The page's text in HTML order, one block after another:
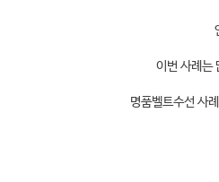
이번 사례는
명품벨트수선 사